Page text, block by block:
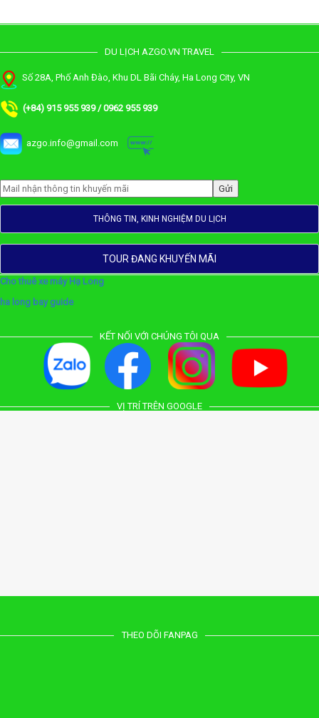
DU LỊCH AZGO.VN TRAVEL
Số 28A, Phố Anh Đào, Khu DL Bãi Cháy, Ha Long City, VN
(+84) 915 955 939 / 0962 955 939
azgo.info@gmail.com
THÔNG TIN, KINH NGHIỆM DU LỊCH
TOUR ĐANG KHUYẾN MÃI
Cho thuê xe máy Hạ Long
ha long bay guide
KẾT NỐI VỚI CHÚNG TÔI QUA
VỊ TRÍ TRÊN GOOGLE
THEO DÕI FANPAG